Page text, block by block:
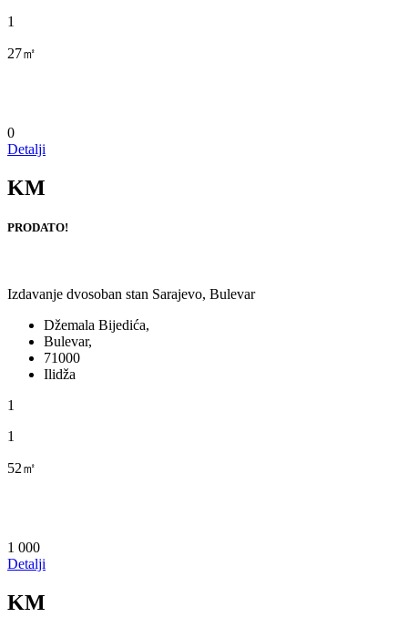
1
27㎡
0
Detalji
KM
PRODATO!
Izdavanje dvosoban stan Sarajevo, Bulevar
Džemala Bijedića,
Bulevar,
71000
Ilidža
1
1
52㎡
1 000
Detalji
KM